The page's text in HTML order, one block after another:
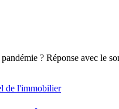
? Réponse avec le
de l'immobilier